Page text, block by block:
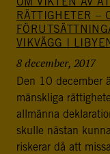
Sök efter:
OM VIKTEN AV
RÄTTIGHETER –
VIKVÄGG I
8 december, 2017
Den 10 december
mänskliga
allmänna
skulle nästan
riskerar då att